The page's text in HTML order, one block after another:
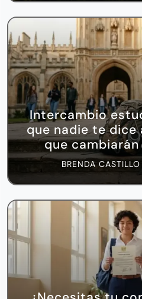
Intercambio
que nadie te
que
BRENDA CASTILLO